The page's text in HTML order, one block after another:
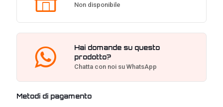
Non disponibile
Hai domande su questo
prodotto?
Chatta con noi su WhatsApp
Metodi di pagamento